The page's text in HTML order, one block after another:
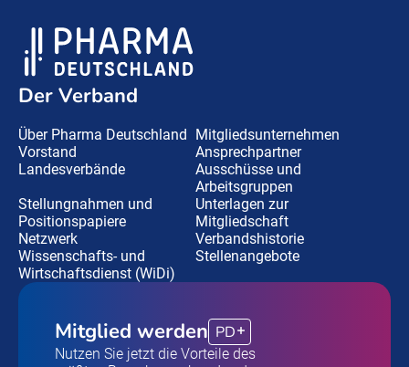
Der Verband
Über Pharma Deutschland Mitgliedsunternehmen
Vorstand
Ansprechpartner
Landesverbände
Ausschüsse und
Arbeitsgruppen
Stellungnahmen und
Positionspapiere
Unterlagen zur
Mitgliedschaft
Netzwerk
Verbandshistorie
Wissenschafts- und
Wirtschaftsdienst (WiDi)
Stellenangebote
Mitglied werden PD
Nutzen Sie jetzt die Vorteile des